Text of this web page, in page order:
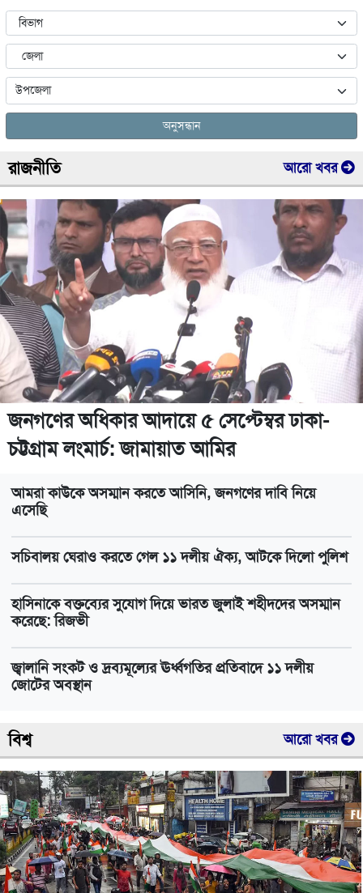
অনুসন্ধান
রাজনীতি আরো খবর
জনগণের অধিকার আদায়ে ৫ সেপ্টেম্বর ঢাকা-
চট্টগ্রাম লংমার্চ: জামায়াত আমির
আমরা কাউকে অসম্মান করতে আসিনি, জনগণের দাবি নিয়ে
এসেছি
সচিবালয় ঘেরাও করতে গেল ১১ দলীয় ঐক্য, আটকে দিলো পুলিশ
হাসিনাকে বক্তব্যের সুযোগ দিয়ে ভারত জুলাই শহীদদের অসম্মান
করেছে: রিজভী
জ্বালানি সংকট ও দ্রব্যমূল্যের ঊর্ধ্বগতির প্রতিবাদে ১১ দলীয়
জোটের অবস্থান
বিশ্ব আরো খবর